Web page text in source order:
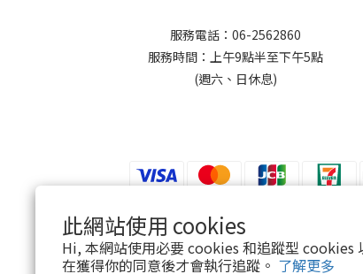
此網站使用 cookies
Hi, 本網站使用必要 cookies 和追蹤型 cookies
在獲得你的同意後才會執行追蹤。 了解更多
服務電話：06-2562860
服務時間：上午9點半至下午5點
(週六、日休息)
$TWD 繁體中文